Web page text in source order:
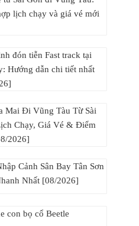
lịch chạy và giá vé mới
đón tiễn Fast track tại
Hướng dẫn chi tiết nhất
Mai Đi Vũng Tàu Từ Sài
Chạy, Giá Vé & Điểm
2026]
Cảnh Sân Bay Tân Sơn
Nhất [08/2026]
con bọ cổ Beetle